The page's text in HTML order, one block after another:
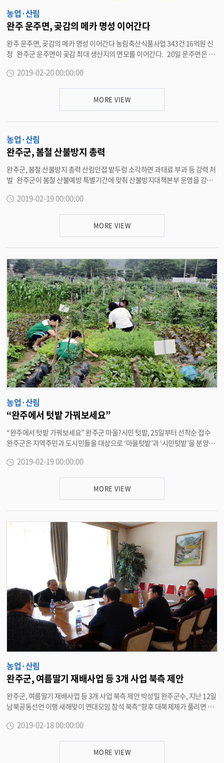
농업·산림
완주 운주면, 곶감의 메카 명성 이어간다
완주 운주면, 곶감의 메카 명성 이어간다 농림축산식품사업 343건 16억원 신
청 완주군 운주면이 곶감 최대 생산지의 면모를 이어간다. 20일 운주면은 지
을 신청했다고 밝혔다. 농림축산식품사업은 농촌의 구조개선을 통한 경쟁력
품, 유통원예, 산림분야 등 7개 부문 151개 사업에 대해 매년 신청을 받아 추진
사업 분야에 적극적으로 응모했다. 사업에 선정될 경우 건조시설과 가공장
비, 기반시설 등을 확충할 수 있고, 이상기후에도 차질없이 곶감생산과 안정적
인 공급이 가능해지기 때문. 한 농가는 “생산량이 급감하면서 꾸준하게 운주
곶감을 찾아준 고객들과의 약속을 지키지 못해 죄송스런 마음이 컸다”며 사업
의 신청 이유를 밝혔다. 강원양 면장은 “금년에 곶감 관련 사업 신청량이 크게
주민들의 의지가 강하게 반영된 것이다”며 “완주군을 대표하는 곶감 산업이
고품질과 안정된 공급체계를 구축할 수 있도록 사업신청과 지원에 최선을 다
하겠다”고 설명했다. <담당부서 운주면 290-3687>
2019-02-20 00:00:00
MORE VIEW
농업·산림
완주군, 봄철 산불방지 총력
완주군, 봄철 산불방지 총력 산림인접 밭두렁 소각하면 과태료 부과 등 강력 처
벌 완주군이 봄철 산불예방 특별기간에 맞춰 산불방지대책본부 운영을 강화
일 완주군은 산불감시원 80명, 산불진화대 40명 등을 산불 발생 취약지에 집중
고 들어가면 30만원, 불을 피우다 적발될 경우 50만원의 과태료가 부과되며 실
수로 산불을 낼 경우라도 3년 이하의 징역 또는 3천만원 이하의 벌금에 처해질
수 있다. 최우식 산림녹지과장은 “논·밭두렁 및 생활 쓰레기 등 각종 소각행
위로 산불이 빈번이 발생하고 있다”며 “사소한 불씨로 인해 소중한 산림자원
은 물론 인명 피해로 이어질 수 있어 절대 해선 안 된다”고 강조했다. 이어 “산
불 발생자에 대해서는 관련 법령에 의거해 과태료를 부과하는 등 엄정 대응해
나가겠다”고 밝혔다. <담당부서 산림녹지과 290-2722>
2019-02-19 00:00:00
MORE VIEW
농업·산림
“완주에서 텃밭 가꿔보세요”
“완주에서 텃밭 가꿔보세요” 완주군 마을?시민 텃밭, 25일부터 선착순 접수
완주군은 지역주민과 도시민들을 대상으로 ‘마을텃밭’과 ‘시민텃밭’을 분양한
텃밭과 시민텃밭 등 총 6개소 2만4000㎡ 규모의 텃밭을 마련했다고 밝혔다.
매결연을 통해 자체적으로 분양할 계획이다. 분양 규모는 세대당 33㎡(10평)
으로 총 520가구이며 마을텃밭은 2만원, 시민텃밭은 3만원의 분양료가 있다.
텃밭에는 이용자 편의를 위해 원두막과 급수시설 등이 마련됐다. 박성일 군
수는 “텃밭 재배는 가족과 이웃이 함께하며 즐거움과 보람을 느낄 수 있는 공
간이다”며 “먹거리를 직접 생산해 봄으로써 로컬푸드 소비 의식를 확산시키
고, 지역 공동체도 향상시킬 수 있다”며 관심을 당부했다. 마을 텃밭은 해당 읍
면사무소에 직접 방문하여 접수하며, 시민텃밭은 완주군청 농업축산과 귀농귀
촌팀에 팩스와 이메일 등으로 접수하면 된다. 분양 문의는 완주군청 농업축산
과(290-2472~5)로 하면 된다. <담당부서 농업축산과 290-2472>
2019-02-19 00:00:00
MORE VIEW
농업·산림
완주군, 여름딸기 재배사업 등 3개 사업 북측 제안
완주군, 여름딸기 재배사업 등 3개 사업 북측 제안 박성일 완주군수, 지난 12일
남북공동선언 이행 새해맞이 연대모임 참석 북측“향후 대북제제가 풀리면 지
맞이 연대모임’에 참석해 지난 12일부터 1박2일 일정으로 금강산을 다녀온 박
에서 여름딸기 재배사업과 신품종 배 과수원 조성, 우량 씨감자 생산단지 조성
2019-02-18 00:00:00
MORE VIEW